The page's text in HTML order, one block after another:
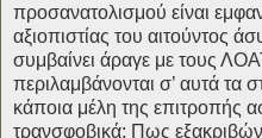
προσανατολισμού είναι
αξιοπιστίας του αιτούντος
συμβαίνει άραγε με τους
περιλαμβάνονται σ’ αυτά τα
κάποια μέλη της επιτροπής
τρανσφοβικά; Πως